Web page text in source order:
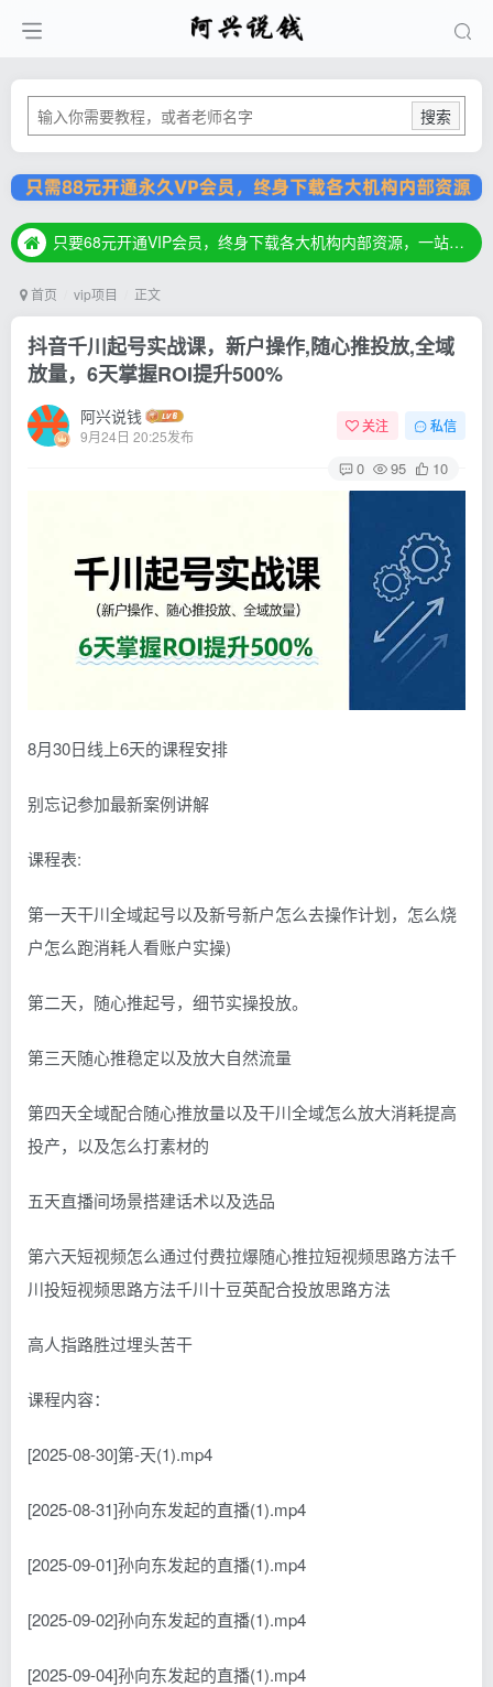
搜索
只要68元开通VIP会员，终身下载各大机构内部资源，一站式草根创业基地，最新最强网赚教程大全，小投入，大回报！
只要68元开通VIP会员，终身下载各大机构内部资源，一站式草根创业基地，最新最强网赚教程大全，小投入，大回报！
首页 vip项目 正文
抖音千川起号实战课，新户操作,随心推投放,全域
放量，6天掌握ROI提升500%
阿兴说钱
9月24日 20:25发布
关注 私信
0 95 10
8月30日线上6天的课程安排
别忘记参加最新案例讲解
课程表:
第一天干川全域起号以及新号新户怎么去操作计划，怎么烧
户怎么跑消耗人看账户实操)
第二天，随心推起号，细节实操投放。
第三天随心推稳定以及放大自然流量
第四天全域配合随心推放量以及干川全域怎么放大消耗提高
投产，以及怎么打素材的
五天直播间场景搭建话术以及选品
第六天短视频怎么通过付费拉爆随心推拉短视频思路方法千
川投短视频思路方法千川十豆英配合投放思路方法
高人指路胜过埋头苦干
课程内容：
[2025-08-30]第-天(1).mp4
[2025-08-31]孙向东发起的直播(1).mp4
[2025-09-01]孙向东发起的直播(1).mp4
[2025-09-02]孙向东发起的直播(1).mp4
[2025-09-04]孙向东发起的直播(1).mp4